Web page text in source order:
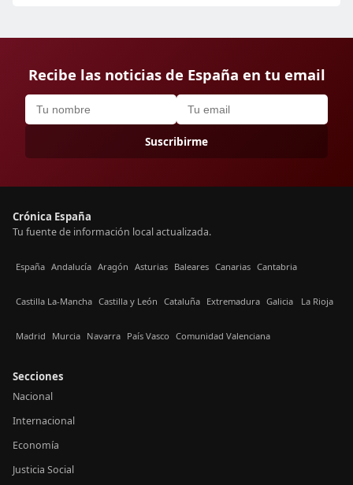
Recibe las noticias de España en tu email
Suscribirme
Crónica España
Tu fuente de información local actualizada.
España Andalucía Aragón Asturias Baleares Canarias Cantabria
Castilla La-Mancha Castilla y León Cataluña Extremadura Galicia La Rioja
Madrid Murcia Navarra País Vasco Comunidad Valenciana
Secciones
Nacional
Internacional
Economía
Justicia Social